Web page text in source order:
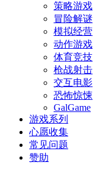
策略游戏
冒险解谜
模拟经营
动作游戏
体育竞技
枪战射击
交互电影
恐怖惊悚
GalGame
游戏系列
心愿收集
常见问题
赞助